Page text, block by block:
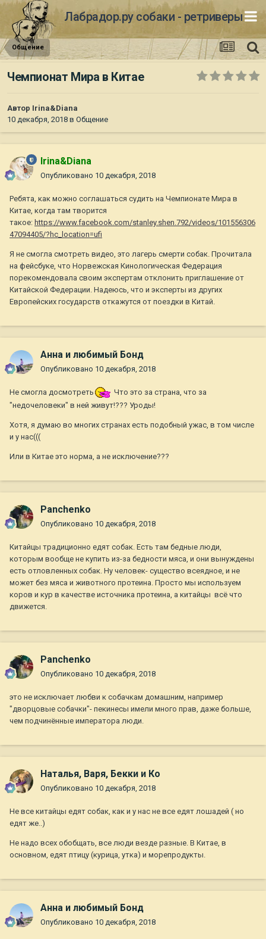
Лабрадор.ру собаки - ретриверы
Общение
Чемпионат Мира в Китае
Автор Irina&Diana
10 декабря, 2018 в Общение
Irina&Diana
Опубликовано 10 декабря, 2018
Ребята, как можно соглашаться судить на Чемпионате Мира в
Китае, когда там творится
такое: https://www.facebook.com/stanley.shen.792/videos/101556306
47094405/?hc_location=ufi
Я не смогла смотреть видео, это лагерь смерти собак. Прочитала
на фейсбуке, что Норвежская Кинологическая Федерация
порекомендовала своим экспертам отклонить приглашение от
Китайской Федерации. Надеюсь, что и эксперты из других
Европейских государств откажутся от поездки в Китай.
Анна и любимый Бонд
Опубликовано 10 декабря, 2018
Не смогла досмотреть
Что это за страна, что за
"недочеловеки" в ней живут!??? Уроды!
Хотя, я думаю во многих странах есть подобный ужас, в том числе
и у нас(((
Или в Китае это норма, а не исключение???
Panchenko
Опубликовано 10 декабря, 2018
Китайцы традиционно едят собак. Есть там бедные люди,
которым вообще не купить из-за бедности мяса, и они вынуждены
есть отловленных собак. Ну человек- существо всеядное, и не
может без мяса и животного протеина. Просто мы используем
коров и кур в качестве источника протеина, а китайцы всё что
движется.
Panchenko
Опубликовано 10 декабря, 2018
это не исключает любви к собачкам домашним, например
"дворцовые собачки"- пекинесы имели много прав, даже больше,
чем подчинённые императора люди.
Наталья, Варя, Бекки и Ко
Опубликовано 10 декабря, 2018
Не все китайцы едят собак, как и у нас не все едят лошадей ( но
едят же..)
Не надо всех обобщать, все люди везде разные. В Китае, в
основном, едят птицу (курица, утка) и морепродукты.
Анна и любимый Бонд
Опубликовано 10 декабря, 2018